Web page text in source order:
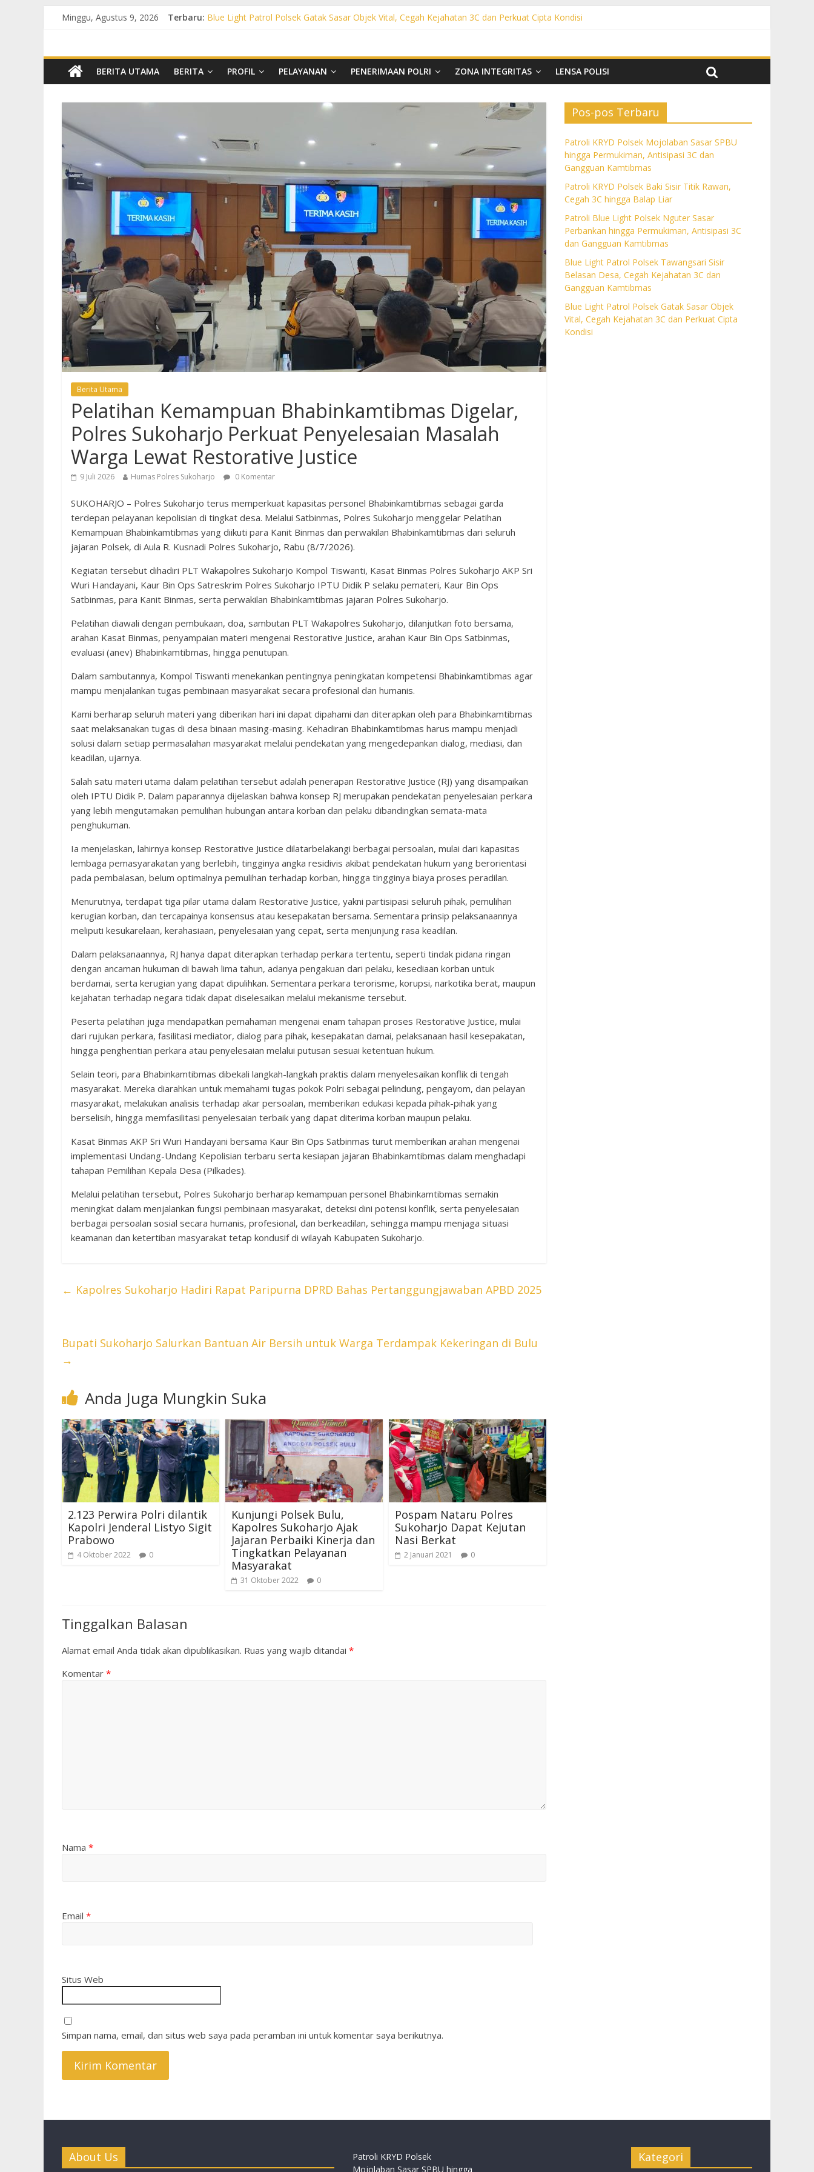
Minggu, Agustus 9, 2026 Terbaru: Blue Light Patrol Polsek Gatak Sasar Objek Vital, Cegah Kejahatan 3C dan Perkuat Cipta Kondisi
Patroli Blue Light Polsek Nguter Sasar Perbankan hingga Permukiman, Antisipasi 3C dan Gangguan Kamtibmas
Blue Light Patrol Polsek Tawangsari Sisir Belasan Desa, Cegah Kejahatan 3C dan Gangguan Kamtibmas
BERITA UTAMA BERITA PROFIL PELAYANAN PENERIMAAN POLRI ZONA INTEGRITAS LENSA POLISI
Berita Utama
Pelatihan Kemampuan Bhabinkamtibmas Digelar,
Polres Sukoharjo Perkuat Penyelesaian Masalah
Warga Lewat Restorative Justice
9 Juli 2026 Humas Polres Sukoharjo 0 Komentar
SUKOHARJO – Polres Sukoharjo terus memperkuat kapasitas personel Bhabinkamtibmas sebagai garda
terdepan pelayanan kepolisian di tingkat desa. Melalui Satbinmas, Polres Sukoharjo menggelar Pelatihan
Kemampuan Bhabinkamtibmas yang diikuti para Kanit Binmas dan perwakilan Bhabinkamtibmas dari seluruh
jajaran Polsek, di Aula R. Kusnadi Polres Sukoharjo, Rabu (8/7/2026).
Kegiatan tersebut dihadiri PLT Wakapolres Sukoharjo Kompol Tiswanti, Kasat Binmas Polres Sukoharjo AKP Sri
Wuri Handayani, Kaur Bin Ops Satreskrim Polres Sukoharjo IPTU Didik P selaku pemateri, Kaur Bin Ops
Satbinmas, para Kanit Binmas, serta perwakilan Bhabinkamtibmas jajaran Polres Sukoharjo.
Pelatihan diawali dengan pembukaan, doa, sambutan PLT Wakapolres Sukoharjo, dilanjutkan foto bersama,
arahan Kasat Binmas, penyampaian materi mengenai Restorative Justice, arahan Kaur Bin Ops Satbinmas,
evaluasi (anev) Bhabinkamtibmas, hingga penutupan.
Dalam sambutannya, Kompol Tiswanti menekankan pentingnya peningkatan kompetensi Bhabinkamtibmas agar
mampu menjalankan tugas pembinaan masyarakat secara profesional dan humanis.
Kami berharap seluruh materi yang diberikan hari ini dapat dipahami dan diterapkan oleh para Bhabinkamtibmas
saat melaksanakan tugas di desa binaan masing-masing. Kehadiran Bhabinkamtibmas harus mampu menjadi
solusi dalam setiap permasalahan masyarakat melalui pendekatan yang mengedepankan dialog, mediasi, dan
keadilan, ujarnya.
Salah satu materi utama dalam pelatihan tersebut adalah penerapan Restorative Justice (RJ) yang disampaikan
oleh IPTU Didik P. Dalam paparannya dijelaskan bahwa konsep RJ merupakan pendekatan penyelesaian perkara
yang lebih mengutamakan pemulihan hubungan antara korban dan pelaku dibandingkan semata-mata
penghukuman.
Ia menjelaskan, lahirnya konsep Restorative Justice dilatarbelakangi berbagai persoalan, mulai dari kapasitas
lembaga pemasyarakatan yang berlebih, tingginya angka residivis akibat pendekatan hukum yang berorientasi
pada pembalasan, belum optimalnya pemulihan terhadap korban, hingga tingginya biaya proses peradilan.
Menurutnya, terdapat tiga pilar utama dalam Restorative Justice, yakni partisipasi seluruh pihak, pemulihan
kerugian korban, dan tercapainya konsensus atau kesepakatan bersama. Sementara prinsip pelaksanaannya
meliputi kesukarelaan, kerahasiaan, penyelesaian yang cepat, serta menjunjung rasa keadilan.
Dalam pelaksanaannya, RJ hanya dapat diterapkan terhadap perkara tertentu, seperti tindak pidana ringan
dengan ancaman hukuman di bawah lima tahun, adanya pengakuan dari pelaku, kesediaan korban untuk
berdamai, serta kerugian yang dapat dipulihkan. Sementara perkara terorisme, korupsi, narkotika berat, maupun
kejahatan terhadap negara tidak dapat diselesaikan melalui mekanisme tersebut.
Peserta pelatihan juga mendapatkan pemahaman mengenai enam tahapan proses Restorative Justice, mulai
dari rujukan perkara, fasilitasi mediator, dialog para pihak, kesepakatan damai, pelaksanaan hasil kesepakatan,
hingga penghentian perkara atau penyelesaian melalui putusan sesuai ketentuan hukum.
Selain teori, para Bhabinkamtibmas dibekali langkah-langkah praktis dalam menyelesaikan konflik di tengah
masyarakat. Mereka diarahkan untuk memahami tugas pokok Polri sebagai pelindung, pengayom, dan pelayan
masyarakat, melakukan analisis terhadap akar persoalan, memberikan edukasi kepada pihak-pihak yang
berselisih, hingga memfasilitasi penyelesaian terbaik yang dapat diterima korban maupun pelaku.
Kasat Binmas AKP Sri Wuri Handayani bersama Kaur Bin Ops Satbinmas turut memberikan arahan mengenai
implementasi Undang-Undang Kepolisian terbaru serta kesiapan jajaran Bhabinkamtibmas dalam menghadapi
tahapan Pemilihan Kepala Desa (Pilkades).
Melalui pelatihan tersebut, Polres Sukoharjo berharap kemampuan personel Bhabinkamtibmas semakin
meningkat dalam menjalankan fungsi pembinaan masyarakat, deteksi dini potensi konflik, serta penyelesaian
berbagai persoalan sosial secara humanis, profesional, dan berkeadilan, sehingga mampu menjaga situasi
keamanan dan ketertiban masyarakat tetap kondusif di wilayah Kabupaten Sukoharjo.
← Kapolres Sukoharjo Hadiri Rapat Paripurna DPRD Bahas Pertanggungjawaban APBD 2025
Bupati Sukoharjo Salurkan Bantuan Air Bersih untuk Warga Terdampak Kekeringan di Bulu
→
Anda Juga Mungkin Suka
2.123 Perwira Polri dilantik
Kapolri Jenderal Listyo Sigit
Prabowo
4 Oktober 2022 0
Kunjungi Polsek Bulu,
Kapolres Sukoharjo Ajak
Jajaran Perbaiki Kinerja dan
Tingkatkan Pelayanan
Masyarakat
31 Oktober 2022 0
Pospam Nataru Polres
Sukoharjo Dapat Kejutan
Nasi Berkat
2 Januari 2021 0
Tinggalkan Balasan
Alamat email Anda tidak akan dipublikasikan. Ruas yang wajib ditandai *
Komentar *
Nama *
Email *
Situs Web
Simpan nama, email, dan situs web saya pada peramban ini untuk komentar saya berikutnya.
Pos-pos Terbaru
Patroli KRYD Polsek Mojolaban Sasar SPBU
hingga Permukiman, Antisipasi 3C dan
Gangguan Kamtibmas
Patroli KRYD Polsek Baki Sisir Titik Rawan,
Cegah 3C hingga Balap Liar
Patroli Blue Light Polsek Nguter Sasar
Perbankan hingga Permukiman, Antisipasi 3C
dan Gangguan Kamtibmas
Blue Light Patrol Polsek Tawangsari Sisir
Belasan Desa, Cegah Kejahatan 3C dan
Gangguan Kamtibmas
Blue Light Patrol Polsek Gatak Sasar Objek
Vital, Cegah Kejahatan 3C dan Perkuat Cipta
Kondisi
About Us
Patroli KRYD Polsek
Mojolaban Sasar SPBU hingga
Kategori